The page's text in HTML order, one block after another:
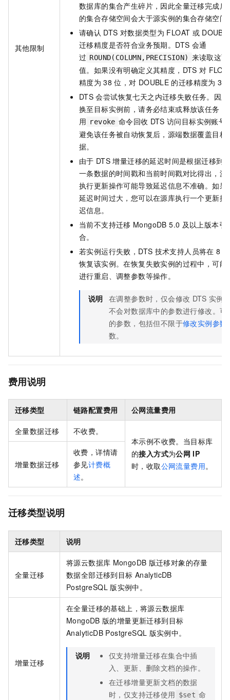
其他限制
数据库的集合产生碎片，因此全量迁移完成后
的集合存储空间会大于源实例的集合存储空间
请确认 DTS 对数据类型为 FLOAT 或
迁移精度是否符合业务预期。DTS 会通
过 ROUND(COLUMN,PRECISION) 来读取这
值。如果没有明确定义其精度，DTS 对
精度为 38 位，对 DOUBLE 的迁移精度为
DTS 会尝试恢复七天之内迁移失败任务。因
换至目标实例前，请务必结束或释放该任务，
用 revoke 命令回收 DTS 访问目标实例账号
避免该任务被自动恢复后，源端数据覆盖目标
据。
由于 DTS 增量迁移的延迟时间是根据迁移到
一条数据的时间戳和当前时间戳对比得出，源
执行更新操作可能导致延迟信息不准确。如果
延迟时间过大，您可以在源库执行一个更新操
迟信息。
当前不支持迁移 MongoDB 5.0 及以上版本引
合。
若实例运行失败，DTS 技术支持人员将在 8
恢复该实例。在恢复失败实例的过程中，可能
进行重启、调整参数等操作。
说明 在调整参数时，仅会修改 DTS 实例
不会对数据库中的参数进行修改。 可
的参数，包括但不限于修改实例参数
数。
费用说明
迁移类型 链路配置费用 公网流量费用
全量数据迁移
不收费。
本示例不收费。当目标库
的接入方式为公网 IP
时，收取公网流量费用。
增量数据迁移
收费，详情请
参见计费概
述。
迁移类型说明
迁移类型 说明
全量迁移
将源云数据库 MongoDB 版迁移对象的存量
数据全部迁移到目标 AnalyticDB
PostgreSQL 版实例中。
增量迁移
在全量迁移的基础上，将源云数据库
MongoDB 版的增量更新迁移到目标
AnalyticDB PostgreSQL 版实例中。
说明
仅支持增量迁移在集合中插
入、更新、删除文档的操作。
在迁移增量更新文档的数据
时，仅支持迁移使用 $set 命